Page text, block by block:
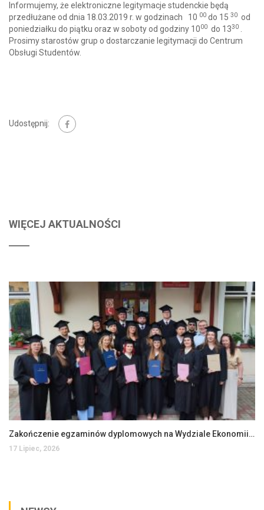
Informujemy, że elektroniczne legitymacje studenckie będą
przedłużane od dnia 18.03.2019 r. w godzinach 10 00 do 15 30 od
poniedziałku do piątku oraz w soboty od godziny 1000 do 1330
Prosimy starostów grup o dostarczanie legitymacji do Centrum
Obsługi Studentów.
Udostępnij:
WIĘCEJ AKTUALNOŚCI
Zakończenie egzaminów dyplomowych na Wydziale Ekonomii i Zarządzania
17 Lipiec, 2026